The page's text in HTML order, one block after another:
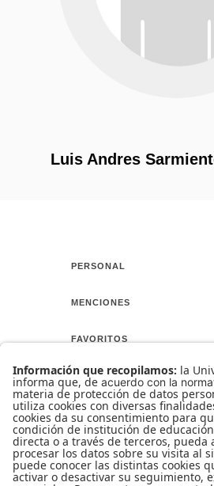
Luis Andres
PERSONAL
MENCIONES
FAVORITOS
AMIGOS
CURSO